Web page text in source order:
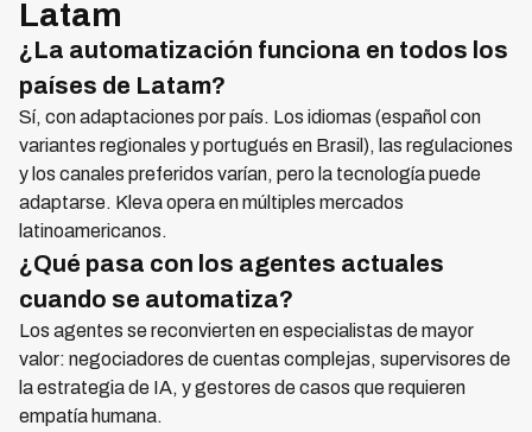
Latam
¿La automatización funciona en todos los
países de Latam?
Sí, con adaptaciones por país. Los idiomas (español con
variantes regionales y portugués en Brasil), las regulaciones
y los canales preferidos varían, pero la tecnología puede
adaptarse. Kleva opera en múltiples mercados
latinoamericanos.
¿Qué pasa con los agentes actuales
cuando se automatiza?
Los agentes se reconvierten en especialistas de mayor
valor: negociadores de cuentas complejas, supervisores de
la estrategia de IA, y gestores de casos que requieren
empatía humana.